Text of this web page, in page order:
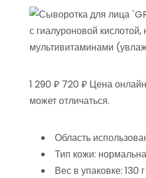
1 290 ₽ 720 ₽ Цена
может отличаться.
Область
Тип кожи:
Вес в упаковке: 130 г